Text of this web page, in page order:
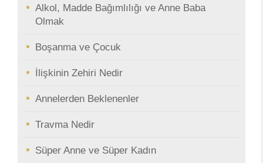
Alkol, Madde Bağımlılığı ve Anne Baba
Olmak
Boşanma ve Çocuk
İlişkinin Zehiri Nedir
Annelerden Beklenenler
Travma Nedir
Süper Anne ve Süper Kadın